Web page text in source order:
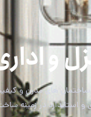
و
های مدرن و کیفیت
استاندارد در زمینه